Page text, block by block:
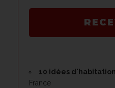
10 idées
France